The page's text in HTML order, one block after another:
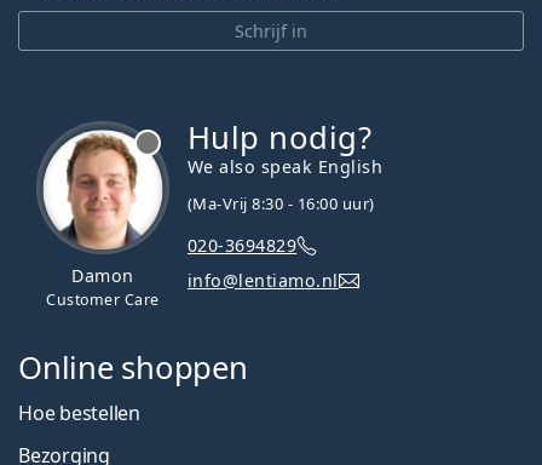
Schrijf in
Damon
Customer Care
Hulp nodig?
We also speak English
(Ma-Vrij 8:30 - 16:00 uur)
020-3694829
info@lentiamo.nl
Online shoppen
Hoe bestellen
Bezorging